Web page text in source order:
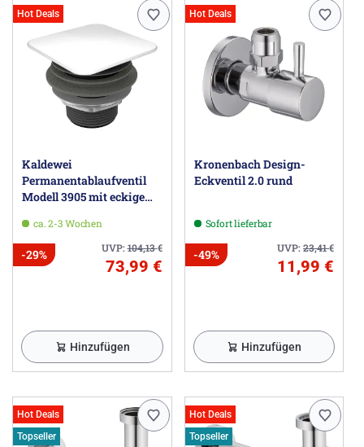
Hot Deals
Kaldewei
Permanentablaufventil
Modell 3905 mit eckigem
ca. 2-3 Wochen
UVP:104,13€
-29%
73,99 €
Hinzufügen
Hot Deals
Kronenbach Design-
Eckventil 2.0 rund
Sofort lieferbar
UVP:23,41€
-49%
11,99 €
Hinzufügen
Hot Deals
Topseller
Hot Deals
Topseller